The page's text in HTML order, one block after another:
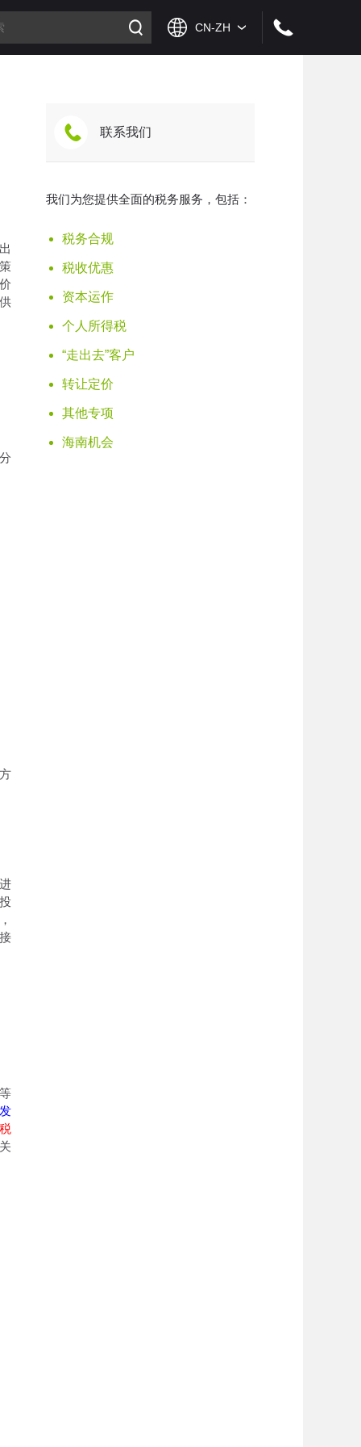
联系我们
我们为您提供全面的税务服务，包括：
税务合规
税收优惠
资本运作
个人所得税
“走出去”客户
转让定价
其他专项
海南机会